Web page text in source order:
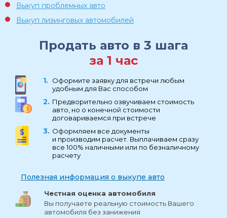
Выкуп проблемных авто
Выкуп лизинговых автомобилей
Продать авто в 3 шага
за 1 час
Оформите заявку для встречи любым
удобным для Вас способом
Предворительно озвучиваем стоимость
авто, но о конечной стоимости
договариваемся при встрече
Оформляем все документы
и производим расчет. Выплачиваем сразу
все 100% наличными или по безналичному
расчету
Полезная информация о выкупе авто
Честная оценка автомобиля
Вы получаете реальную стоимость Вашего
автомобиля без занижения